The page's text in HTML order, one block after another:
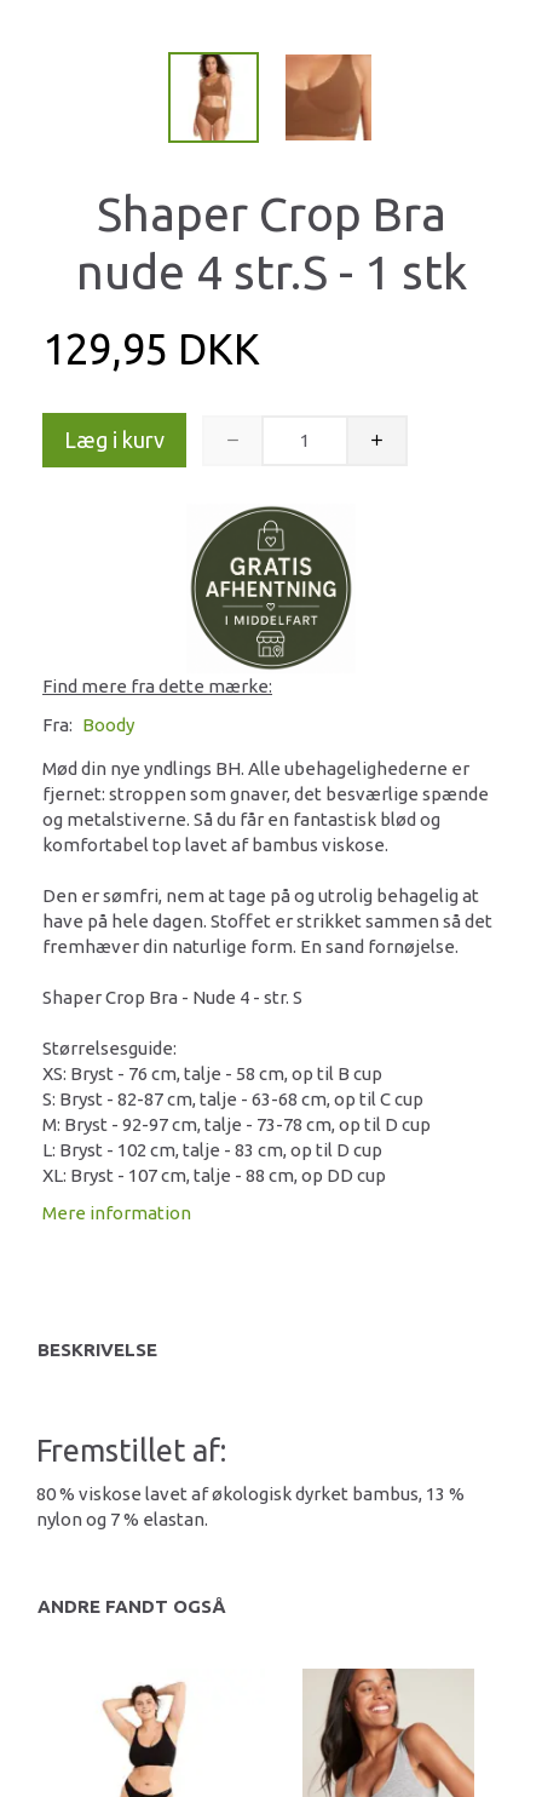
Shaper Crop Bra
nude 4 str.S - 1 stk
129,95 DKK
Læg i kurv
Find mere fra dette mærke:
Fra: Boody
Mød din nye yndlings BH. Alle ubehagelighederne er
fjernet: stroppen som gnaver, det besværlige spænde
og metalstiverne. Så du får en fantastisk blød og
komfortabel top lavet af bambus viskose.
Den er sømfri, nem at tage på og utrolig behagelig at
have på hele dagen. Stoffet er strikket sammen så det
fremhæver din naturlige form. En sand fornøjelse.
Shaper Crop Bra - Nude 4 - str. S
Størrelsesguide:
XS: Bryst - 76 cm, talje - 58 cm, op til B cup
S: Bryst - 82-87 cm, talje - 63-68 cm, op til C cup
M: Bryst - 92-97 cm, talje - 73-78 cm, op til D cup
L: Bryst - 102 cm, talje - 83 cm, op til D cup
XL: Bryst - 107 cm, talje - 88 cm, op DD cup
Mere information
BESKRIVELSE
Fremstillet af:
80 % viskose lavet af økologisk dyrket bambus, 13 %
nylon og 7 % elastan.
ANDRE FANDT OGSÅ